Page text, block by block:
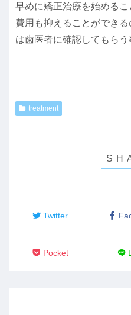
早めに矯正治療を始める
費用も抑えることができ
は歯医者に確認してもらう
treatment
Twitter
Pocket